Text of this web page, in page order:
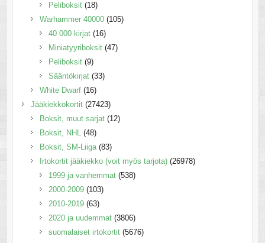
Peliboksit (18)
Warhammer 40000 (105)
40 000 kirjat (16)
Miniatyyriboksit (47)
Peliboksit (9)
Sääntökirjat (33)
White Dwarf (16)
Jääkiekkokortit (27423)
Boksit, muut sarjat (12)
Boksit, NHL (48)
Boksit, SM-Liiga (83)
Irtokortit jääkiekko (voit myös tarjota) (26978)
1999 ja vanhemmat (538)
2000-2009 (103)
2010-2019 (63)
2020 ja uudemmat (3806)
suomalaiset irtokortit (5676)